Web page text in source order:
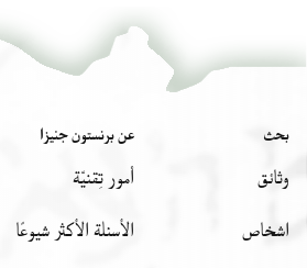
אברהם בן נסים ומולאי אלנזר
بحث
وثائق
اشخاص
عن برنستون جنيزا
أمور تِقنيّة
الأسئلة الأكثر شيوعًا